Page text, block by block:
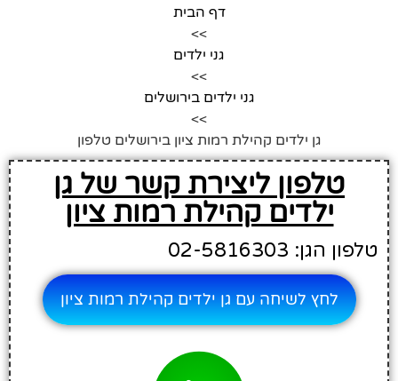
דף הבית
>>
גני ילדים
>>
גני ילדים בירושלים
>>
גן ילדים קהילת רמות ציון בירושלים טלפון
טלפון ליצירת קשר של גן
ילדים קהילת רמות ציון
טלפון הגן: 02-5816303
לחץ לשיחה עם גן ילדים קהילת רמות ציון